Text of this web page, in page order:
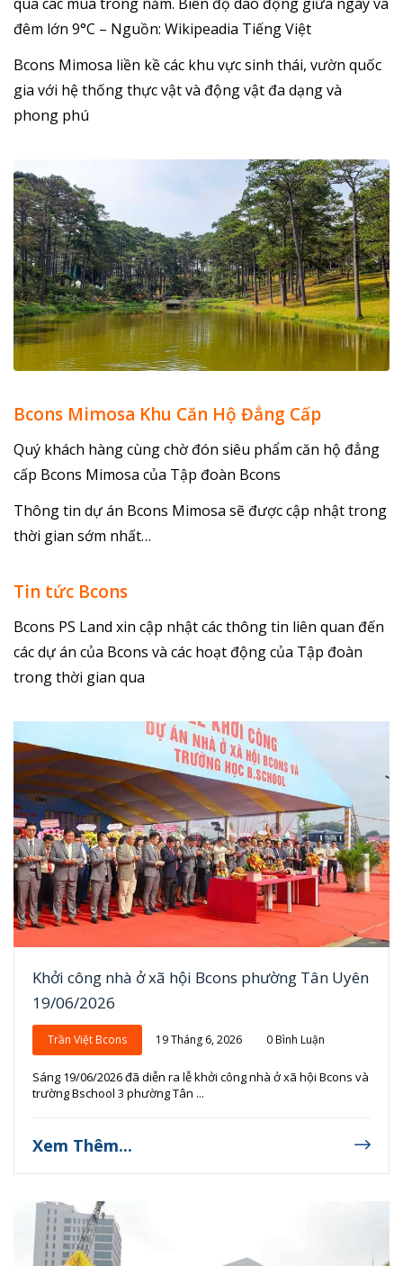
đêm lớn 9°C – Nguồn: Wikipeadia Tiếng Việt
Bcons Mimosa liền kề các khu vực sinh thái, vườn quốc
gia với hệ thống thực vật và động vật đa dạng và
phong phú
Bcons Mimosa Khu Căn Hộ Đẳng Cấp
Quý khách hàng cùng chờ đón siêu phẩm căn hộ đẳng
cấp Bcons Mimosa của Tập đoàn Bcons
Thông tin dự án Bcons Mimosa sẽ được cập nhật trong
thời gian sớm nhất…
Tin tức Bcons
Bcons PS Land xin cập nhật các thông tin liên quan đến
các dự án của Bcons và các hoạt động của Tập đoàn
trong thời gian qua
Khởi công nhà ở xã hội Bcons phường Tân Uyên
19/06/2026
Trần Việt Bcons 19 Tháng 6, 2026 0 Bình Luận
Sáng 19/06/2026 đã diễn ra lễ khởi công nhà ở xã hội Bcons và
trường Bschool 3 phường Tân ...
Xem Thêm...